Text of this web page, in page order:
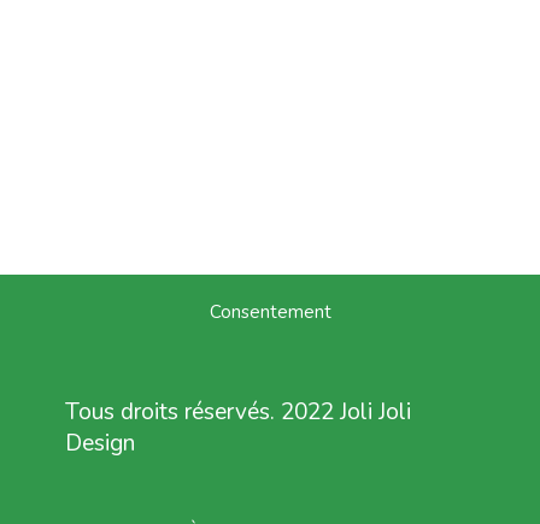
Consentement
Tous droits réservés. 2022 Joli Joli
Design